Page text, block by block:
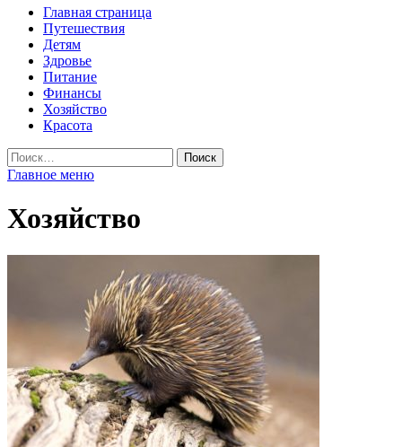
Главная страница
Путешествия
Детям
Здровье
Питание
Финансы
Хозяйство
Красота
Найти:
Главное меню
Хозяйство